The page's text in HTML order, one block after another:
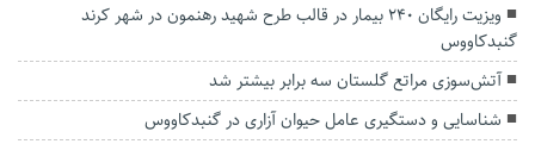
ویزیت رایگان ۲۴۰ بیمار در قالب طرح شهید رهنمون در شهر کرند
گنبدکاووس
آتش‌سوزی مراتع گلستان سه برابر بیشتر شد
شناسایی و دستگیری عامل حیوان آزاری در گنبدکاووس